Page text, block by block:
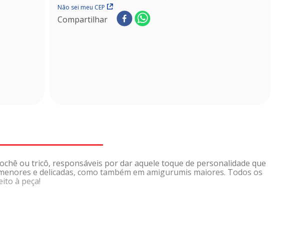
Não sei meu CEP
Compartilhar
ou tricô, responsáveis por dar aquele toque de personalidade que
e delicadas, como também em amigurumis maiores. Todos os
à peça!